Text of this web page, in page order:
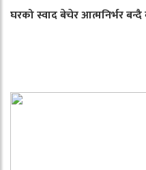
घरको स्वाद बेचेर आत्मनिर्भर बन्दै